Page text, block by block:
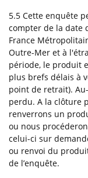
5.5 Cette enquête
compter de la date
France
Outre-Mer et à
période, le produit
plus brefs délais à
point de retrait).
perdu. A la clôture
renverrons un
ou nous
celui-ci sur
ou renvoi du
de l’enquête.